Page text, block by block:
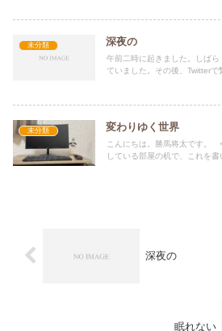
未分類 深夜の
午前二時に起きました。しば
ていました。その後、Twitterで
未分類 変わりゆく世界
こんにちは。勝馬将太です。
している部屋の机で、これを書
深夜の
眠れない